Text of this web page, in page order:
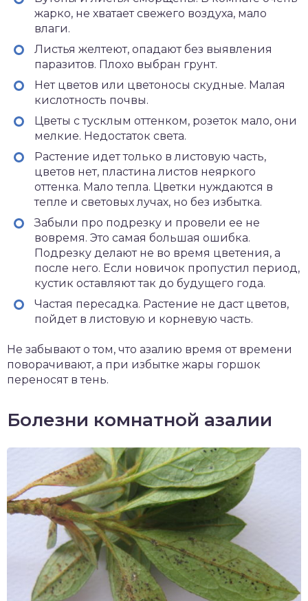
жарко, не хватает свежего воздуха, мало
влаги.
Листья желтеют, опадают без выявления
паразитов. Плохо выбран грунт.
Нет цветов или цветоносы скудные. Малая
кислотность почвы.
Цветы с тусклым оттенком, розеток мало, они
мелкие. Недостаток света.
Растение идет только в листовую часть,
цветов нет, пластина листов неяркого
оттенка. Мало тепла. Цветки нуждаются в
тепле и световых лучах, но без избытка.
Забыли про подрезку и провели ее не
вовремя. Это самая большая ошибка.
Подрезку делают не во время цветения, а
после него. Если новичок пропустил период,
кустик оставляют так до будущего года.
Частая пересадка. Растение не даст цветов,
пойдет в листовую и корневую часть.
Не забывают о том, что азалию время от времени
поворачивают, а при избытке жары горшок
переносят в тень.
Болезни комнатной азалии